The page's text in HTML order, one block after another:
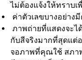
ไม่ต้องแจ้งให้ทราบ
ค่าตัวเลขบางอย่าง
ภาพถ่ายที่แสดงจะไ
กับสีจริงมากที่สุดแต่
จอภาพที่คุณใช้ สภา